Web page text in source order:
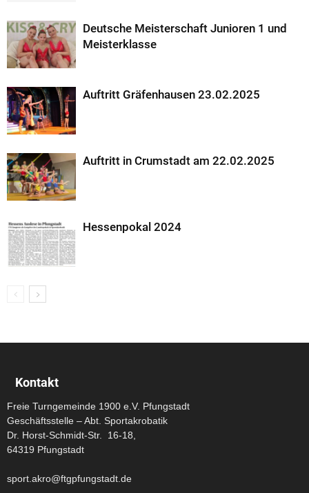
Deutsche Meisterschaft Junioren 1 und
Meisterklasse
Auftritt Gräfenhausen 23.02.2025
Auftritt in Crumstadt am 22.02.2025
Hessenpokal 2024
Kontakt
Freie Turngemeinde 1900 e.V. Pfungstadt
Geschäftsstelle – Abt. Sportakrobatik
Dr. Horst-Schmidt-Str. 16-18,
64319 Pfungstadt
sport.akro@ftgpfungstadt.de